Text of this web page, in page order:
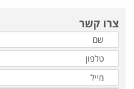
צרו קשר